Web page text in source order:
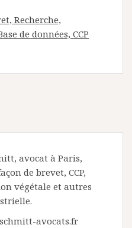
Recherche,
de données, CCP
avocat à Paris,
de brevet, CCP,
végétale et autres
avocats.fr